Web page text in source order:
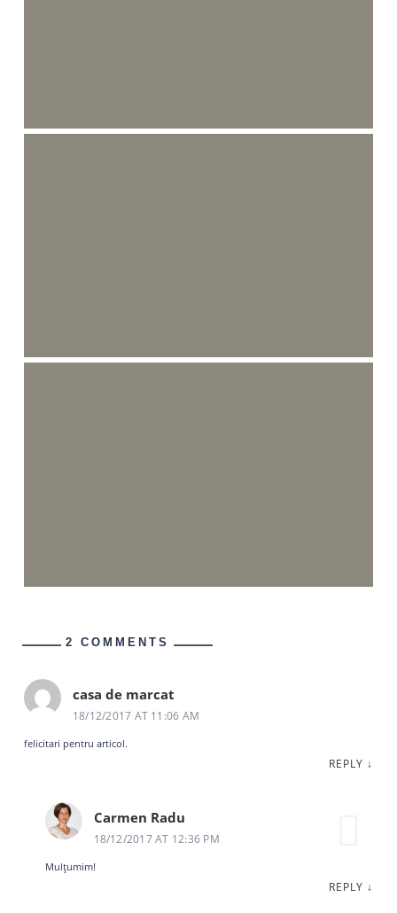
2 COMMENTS
casa de marcat
18/12/2017 AT 11:06 AM
felicitari pentru articol.
REPLY ↓
Carmen Radu
18/12/2017 AT 12:36 PM
Mulțumim!
REPLY ↓